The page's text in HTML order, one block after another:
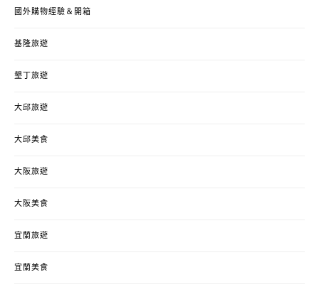
國外購物經驗＆開箱
基隆旅遊
墾丁旅遊
大邱旅遊
大邱美食
大阪旅遊
大阪美食
宜蘭旅遊
宜蘭美食